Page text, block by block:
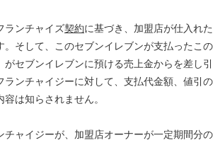
ランチャイズ契約に基づき、加盟店が仕入れ
。そして、このセブンイレブンが支払ったこ
セブンイレブンに預ける売上金からを差し引
ランチャイジーに対して、支払代金額、値引
は知らされません。
チャイジーが、加盟店オーナーが一定期間分